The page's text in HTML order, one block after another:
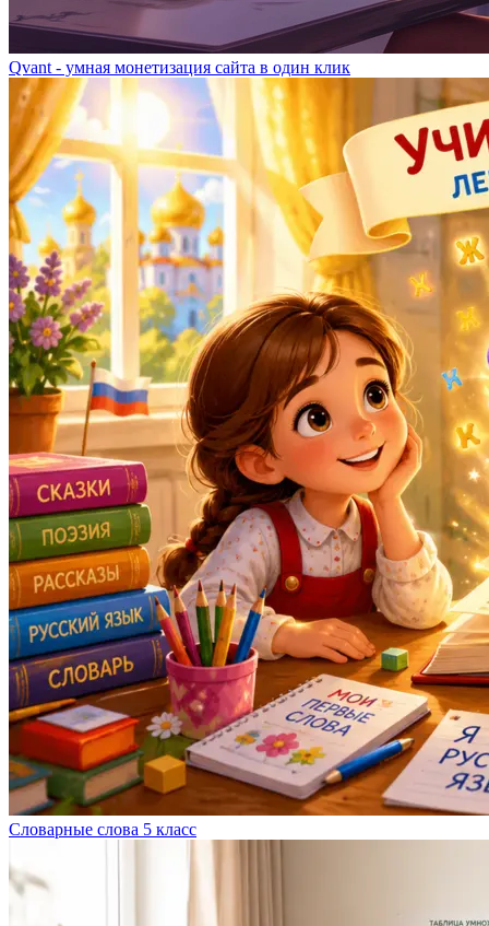
Qvant - умная монетизация сайта в один клик
Словарные слова 5 класс